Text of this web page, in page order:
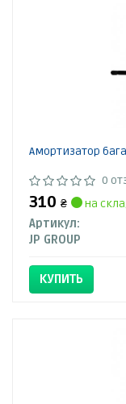
Амортизатор
0
310 ₴
на
Артикул:
JP GROUP
КУПИТЬ